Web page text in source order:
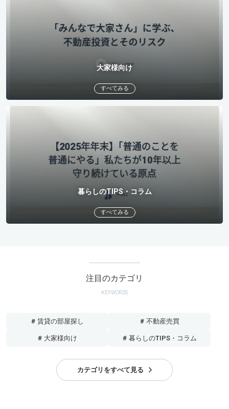
大家様向け
すべてみる
暮らしのTIPS・コラム
すべてみる
注目のカテゴリ
KEYWORDS
# 賃貸の部屋探し # 不動産売買
# 大家様向け # 暮らしのTIPS・コラム
カテゴリをすべて見る